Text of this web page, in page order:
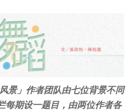
风景」作者团队由七位背景不同
每期设一题目，由两位作者各